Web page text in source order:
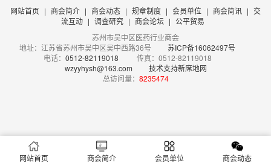
网站首页 | 商会简介 | 商会动态 | 规章制度 | 会员单位 | 商会简讯 | 交
流互动 | 调查研究 | 商会论坛 | 公平贸易
苏州市吴中区医药行业商会
地址：江苏省苏州市吴中区吴中西路36号
苏ICP备16062497号
电话： 0512-82119018 传真：0512-82119018
wzyyhysh@163.com
技术支持新席地网
总访问量： 8235474
网站首页 商会简介 会员单位 商会动态